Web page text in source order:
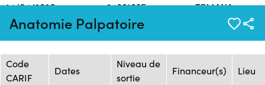
Anatomie Palpatoire
14/04/2026
2488183F
TEMANA
Session de formation
Code
CARIF
Dates
Niveau de
sortie
Financeur(s) Lieu